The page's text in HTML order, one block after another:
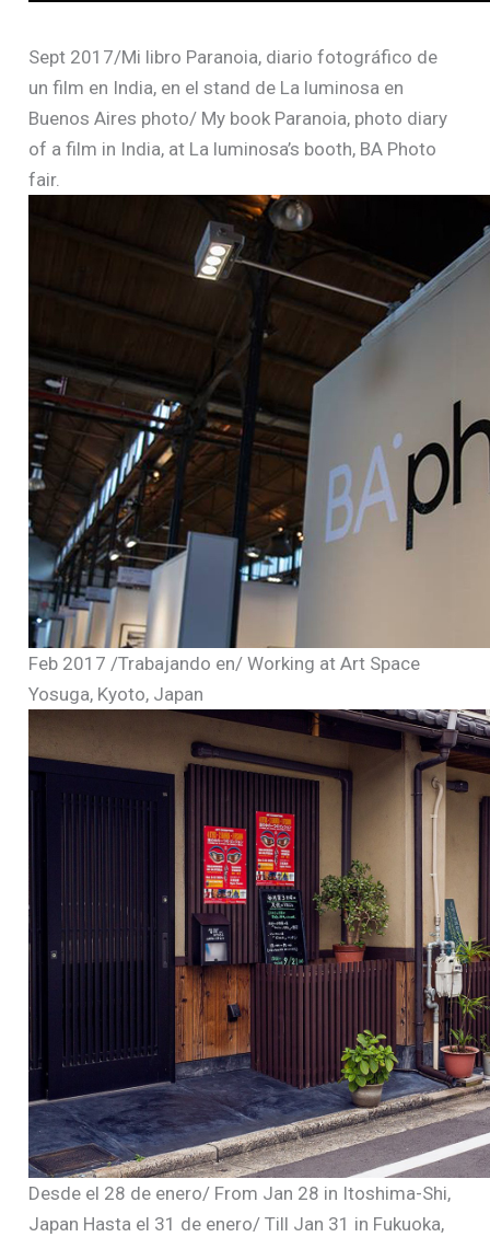
Sept 2017/Mi libro Paranoia, diario fotográfico de
un film en India, en el stand de La luminosa en
Buenos Aires photo/ My book Paranoia, photo diary
of a film in India, at La luminosa’s booth, BA Photo
fair.
Feb 2017 /Trabajando en/ Working at Art Space
Yosuga, Kyoto, Japan
Desde el 28 de enero/ From Jan 28 in Itoshima-Shi,
Japan Hasta el 31 de enero/ Till Jan 31 in Fukuoka,